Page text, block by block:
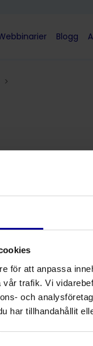
för att anpassa
trafik. Vi
och
har tillhandahållit
Blogg
>
vid te.x.
retraktorblad
som passar vid